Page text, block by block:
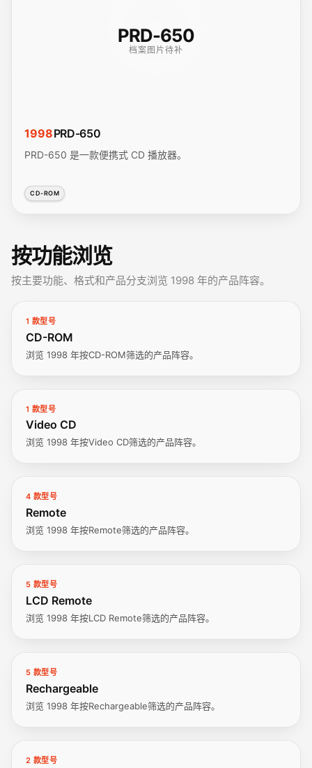
PRD-650
档案图片待补
1998PRD-650
PRD-650 是一款便携式 CD 播放器。
CD-ROM
按功能浏览
按主要功能、格式和产品分支浏览 1998 年的产品阵容。
1 款型号
CD-ROM
浏览 1998 年按CD-ROM筛选的产品阵容。
1 款型号
Video CD
浏览 1998 年按Video CD筛选的产品阵容。
4 款型号
Remote
浏览 1998 年按Remote筛选的产品阵容。
5 款型号
LCD Remote
浏览 1998 年按LCD Remote筛选的产品阵容。
5 款型号
Rechargeable
浏览 1998 年按Rechargeable筛选的产品阵容。
2 款型号